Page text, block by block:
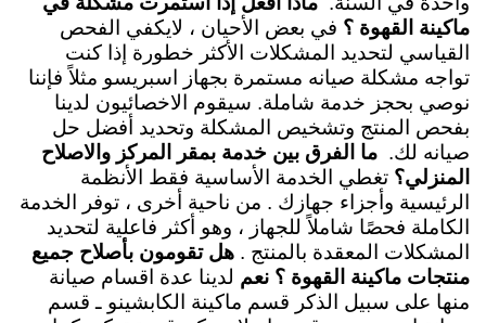
ماكينة القهوة ؟ في بعض الأحيان ، لايكفي الفحص
القياسي لتحديد المشكلات الأكثر خطورة إذا كنت
تواجه مشكلة صيانه مستمرة بجهاز اسبريسو مثلاً فإننا
نوصي بحجز خدمة شاملة. سيقوم الاخصائيون لدينا
بفحص المنتج وتشخيص المشكلة وتحديد أفضل حل
صيانه لك. ما الفرق بين خدمة بمقر المركز والاصلاح
المنزلي؟ تغطي الخدمة الأساسية فقط الأنظمة
الرئيسية وأجزاء جهازك . من ناحية أخرى ، توفر الخدمة
الكاملة فحصًا شاملاً للجهاز ، وهو أكثر فاعلية لتحديد
المشكلات المعقدة بالمنتج . هل تقومون بأصلاح جميع
منتجات ماكينة القهوة ؟ نعم لدينا عدة اقسام صيانة
منها على سبيل الذكر قسم ماكينة الكابشينو ـ قسم